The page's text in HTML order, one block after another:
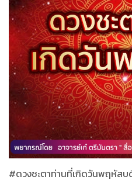
#ดวงชะตาท่านที่เกิดวันพฤหัสบ